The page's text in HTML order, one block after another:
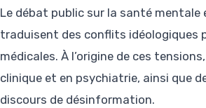
Le débat public sur la santé
traduisent des conflits idéologiques
médicales. À l’origine de ces
clinique et en psychiatrie, ainsi que
discours de désinformation.